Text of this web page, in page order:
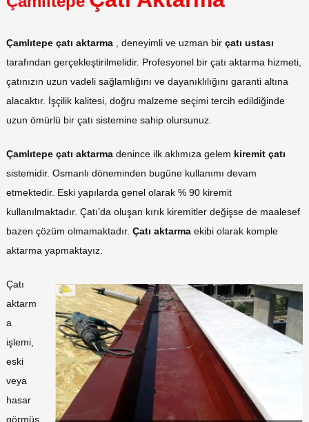
Çamlıtepe çatı aktarma , deneyimli ve uzman bir çatı ustası
tarafından gerçekleştirilmelidir. Profesyonel bir çatı aktarma hizmeti,
çatınızın uzun vadeli sağlamlığını ve dayanıklılığını garanti altına
alacaktır. İşçilik kalitesi, doğru malzeme seçimi tercih edildiğinde
uzun ömürlü bir çatı sistemine sahip olursunuz.
Çamlıtepe çatı aktarma denince ilk aklımıza gelem kiremit çatı
sistemidir. Osmanlı döneminden bugüne kullanımı devam
etmektedir. Eski yapılarda genel olarak % 90 kiremit
kullanılmaktadır. Çatı’da oluşan kırık kiremitler değişse de maalesef
bazen çözüm olmamaktadır. Çatı aktarma ekibi olarak komple
aktarma yapmaktayız.
Çatı
aktarm
a
işlemi,
eski
veya
hasar
görmüş